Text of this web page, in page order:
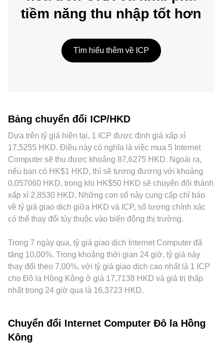
tiềm năng thu nhập tốt hơn
Tìm hiểu thêm về ICP
Bảng chuyển đổi ICP/HKD
Dựa trên tỷ giá hiện tại, 1 ICP được định giá xấp xỉ
17,5255 HKD. Điều này có nghĩa là việc mua 5 Internet
Computer sẽ thu được khoảng 87,6275 HKD. Ngoài ra,
nếu bạn có HK$1 HKD, thì sẽ tương đương với khoảng
0,057060 HKD, trong khi HK$50 HKD sẽ chuyển đổi thành
xấp xỉ 2,8530 HKD. Những con số này cung cấp chỉ báo
về tỷ giá giao dịch giữa HKD và ICP, số lượng chính xác
có thể thay đổi tùy thuộc vào biến động thị trường.
Trong 7 ngày qua, tỷ giá giao dịch Internet Computer đã
tăng 10,00%. Trong khoảng thời gian 24 giờ, tỷ giá này
thay đổi theo 7,00%, với tỷ giá giao dịch cao nhất là 1 ICP
cho Đô la Hồng Kông ở giá 17,7138 HKD và giá trị thấp
nhất trong 24 giờ qua là 16,3723 HKD.
Chuyển đổi Internet Computer Đô la Hồng
Kông